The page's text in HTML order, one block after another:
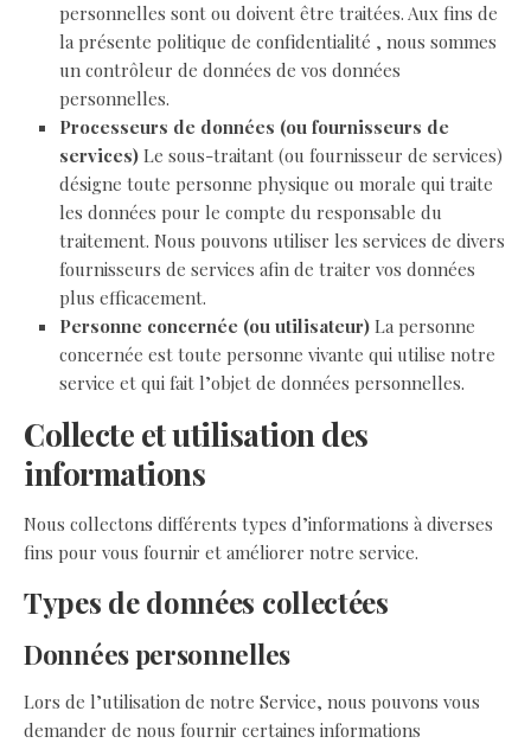
personnelles sont ou doivent être traitées. Aux fins de
la présente politique de confidentialité , nous sommes
un contrôleur de données de vos données
personnelles.
Processeurs de données (ou fournisseurs de
services) Le sous-traitant (ou fournisseur de services)
désigne toute personne physique ou morale qui traite
les données pour le compte du responsable du
traitement. Nous pouvons utiliser les services de divers
fournisseurs de services afin de traiter vos données
plus efficacement.
Personne concernée (ou utilisateur) La personne
concernée est toute personne vivante qui utilise notre
service et qui fait l’objet de données personnelles.
Collecte et utilisation des
informations
Nous collectons différents types d’informations à diverses
fins pour vous fournir et améliorer notre service.
Types de données collectées
Données personnelles
Lors de l’utilisation de notre Service, nous pouvons vous
demander de nous fournir certaines informations